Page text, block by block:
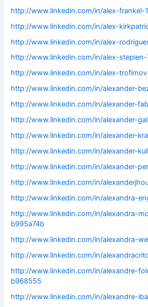
http://www.linkedin.com/in/alex-frankel-
http://www.linkedin.com/in/alex-
http://www.linkedin.com/in/alex-
http://www.linkedin.com/in/alex-stepien-
http://www.linkedin.com/in/alex-
http://www.linkedin.com/in/alexander-
http://www.linkedin.com/in/alexander-
http://www.linkedin.com/in/alexander-
http://www.linkedin.com/in/alexander-
http://www.linkedin.com/in/alexander-
http://www.linkedin.com/in/alexander-
http://www.linkedin.com/in/
http://www.linkedin.com/in/alexandra-
http://www.linkedin.com/in/alexandra-
b995a74b
http://www.linkedin.com/in/alexandra-
http://www.linkedin.com/in/
http://www.linkedin.com/in/alexandre-
b968555
http://www.linkedin.com/in/alexandre-